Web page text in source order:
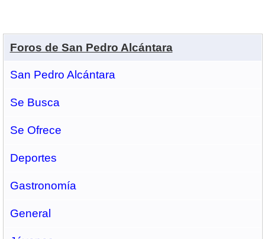
Foros de San Pedro Alcántara
San Pedro Alcántara
Se Busca
Se Ofrece
Deportes
Gastronomí­a
General